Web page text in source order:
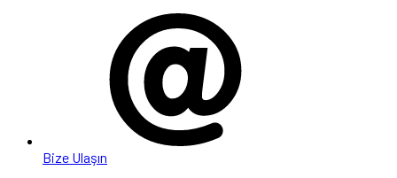
Bize Ulaşın